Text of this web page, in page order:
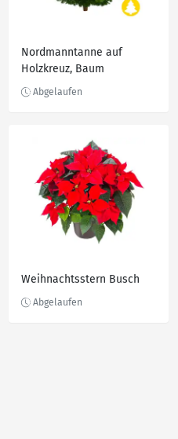
Nordmanntanne auf
Holzkreuz, Baum
Weihnachtsstern Busch